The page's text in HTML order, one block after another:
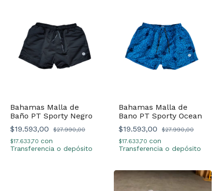
Bahamas Malla de
Baño PT Sporty Negro
$19.593,00
$27.990,00
$17.633,70 con
Transferencia o depósito
Bahamas Malla de
Bano PT Sporty Ocean
$19.593,00
$27.990,00
$17.633,70 con
Transferencia o depósito